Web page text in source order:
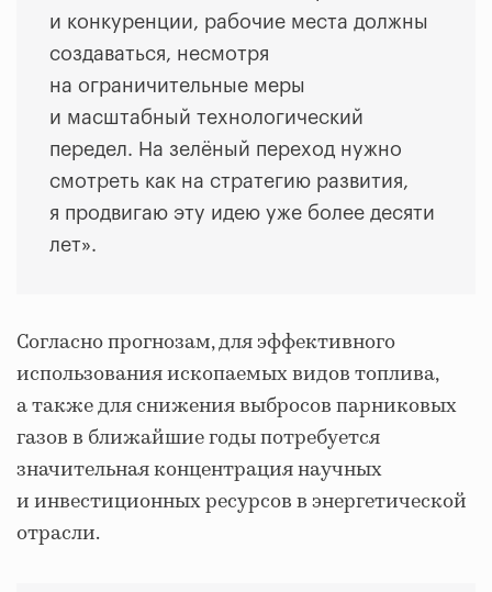
и конкуренции, рабочие места должны
создаваться, несмотря
на ограничительные меры
и масштабный технологический
передел. На зелёный переход нужно
смотреть как на стратегию развития,
я продвигаю эту идею уже более десяти
лет».
Согласно прогнозам, для эффективного
использования ископаемых видов топлива,
а также для снижения выбросов парниковых
газов в ближайшие годы потребуется
значительная концентрация научных
и инвестиционных ресурсов в энергетической
отрасли.